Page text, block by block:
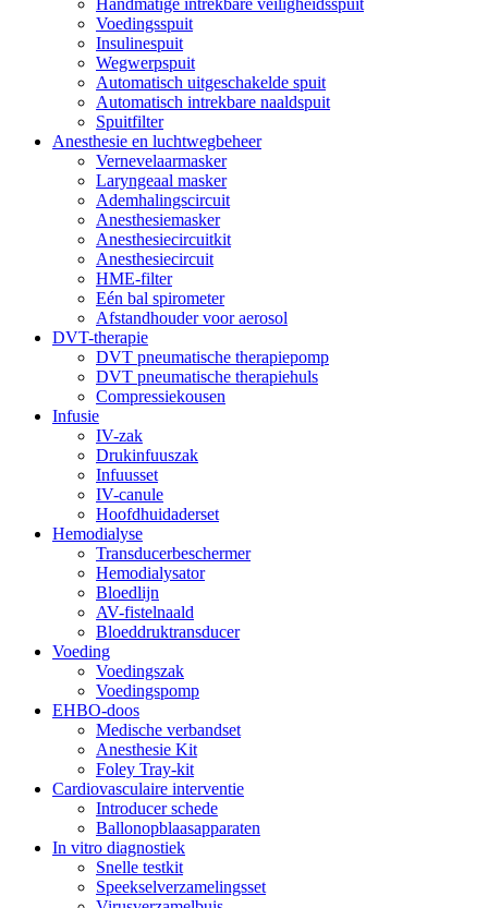
Voedingsspuit
Insulinespuit
Wegwerpspuit
Automatisch uitgeschakelde spuit
Automatisch intrekbare naaldspuit
Spuitfilter
Anesthesie en luchtwegbeheer
Vernevelaarmasker
Laryngeaal masker
Ademhalingscircuit
Anesthesiemasker
Anesthesiecircuitkit
Anesthesiecircuit
HME-filter
Eén bal spirometer
Afstandhouder voor aerosol
DVT-therapie
DVT pneumatische therapiepomp
DVT pneumatische therapiehuls
Compressiekousen
Infusie
IV-zak
Drukinfuuszak
Infuusset
IV-canule
Hoofdhuidaderset
Hemodialyse
Transducerbeschermer
Hemodialysator
Bloedlijn
AV-fistelnaald
Bloeddruktransducer
Voeding
Voedingszak
Voedingspomp
EHBO-doos
Medische verbandset
Anesthesie Kit
Foley Tray-kit
Cardiovasculaire interventie
Introducer schede
Ballonopblaasapparaten
In vitro diagnostiek
Snelle testkit
Speekselverzamelingsset